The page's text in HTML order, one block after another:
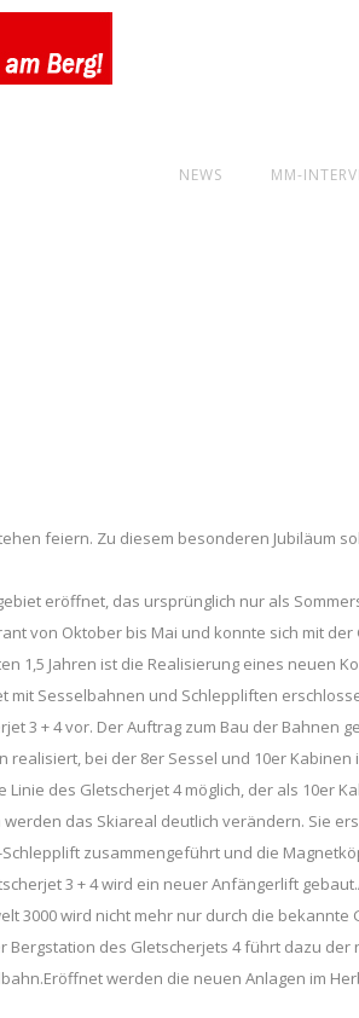
NEWS MM-
feiern. Zu diesem besonderen Jubiläum
eröffnet, das ursprünglich nur als
von Oktober bis Mai und konnte sich mit der
1,5 Jahren ist die Realisierung eines neuen
Sesselbahnen und Schleppliften
3 + 4 vor. Der Auftrag zum Bau der Bahnen
bei der 8er Sessel und 10er Kabinen
des Gletscherjet 4 möglich, der als 10er
das Skiareal deutlich verändern. Sie
zusammengeführt und die
3 + 4 wird ein neuer Anfängerlift
3000 wird nicht mehr nur durch die bekannte
des Gletscherjets 4 führt dazu der
werden die neuen Anlagen im